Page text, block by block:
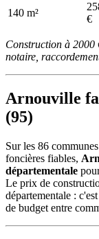
140 m²
€
Construction à 2000
notaire,
Arnouville
(95)
Sur les 86
foncières fiables,
départementale
Le prix de
départementale :
de budget entre